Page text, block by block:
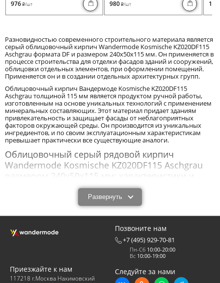
976 i/шт
980 i/шт
Разновидностью современного строительного материала является
серый облицовочный кирпич Wandermode Kosmische KZ020DF115
Aschgrau формата DF и размером 240x50x115 мм. Он применяется в
процессе строительства для отделки фасадов зданий и сооружений,
облицовки отдельных элементов, при оформлении помещений.
Применяется он и в создании отдельных архитектурных групп.
Облицовочный кирпич Вандермоде Kosmische KZ020DF115
Aschgrau толщиной 115 мм является продуктом ручной работы,
изготовленным на основе уникальных технологий с применением
минеральных составляющих. Этот материал придает зданиям
привлекательность и защищает фасады от неблагоприятных
факторов окружающей среды. Он производится из уникальных
ингредиентов, и по своим эксплуатационным характеристикам
превышает практически все существующие аналоги.
Облицовочный серый рядовой кирпич
Wandermode Kosmische KZ020DF115 Aschgrau
размером 240x50x115 мм: характеристики и
Облицовочный серый рядовой кирпич Wandermode Kosmische
KZ020DF115 Aschgrau размером 240x50x115 мм - новый с
технологической точки зрения продукт, обладающий высокими
Вандермоде Kosmische KZ020DF115 Aschgrau толщиной 115 мм
обладает прочностью, износоустойчивостью, низкими
показателями влагопоглощения, морозоустойчивостью,
устойчивостью к высоким, низким температурам, резким
перепадам температур. Он имеет высокие звукоизолирующие
свойства, низкую теплопроводность, и длительное время сохраняет
серый цвет. Низкое влагопоглощение защищает внутренние
Развернуть
Позвоните нам
+7 (495) 929-70-81
Пн-Сб 10:00-20:00
Вс 10:00-19:00
Приезжайте к нам
117218 г.Москва Нахимовский
Следуйте за нами